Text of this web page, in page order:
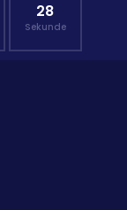
27
Sekunde